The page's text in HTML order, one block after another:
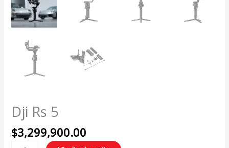
Dji Rs 5
$3,299,900.00